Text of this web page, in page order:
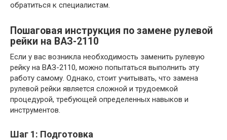
обратиться к специалистам.
Пошаговая инструкция по замене рулевой
рейки на ВАЗ-2110
Если у вас возникла необходимость заменить рулевую
рейку на ВАЗ-2110, можно попытаться выполнить эту
работу самому. Однако, стоит учитывать, что замена
рулевой рейки является сложной и трудоемкой
процедурой, требующей определенных навыков и
инструментов.
Шаг 1: Подготовка